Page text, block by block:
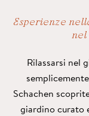
Esperienze
nel
Rilassarsi nel
Schachen
giardino curato